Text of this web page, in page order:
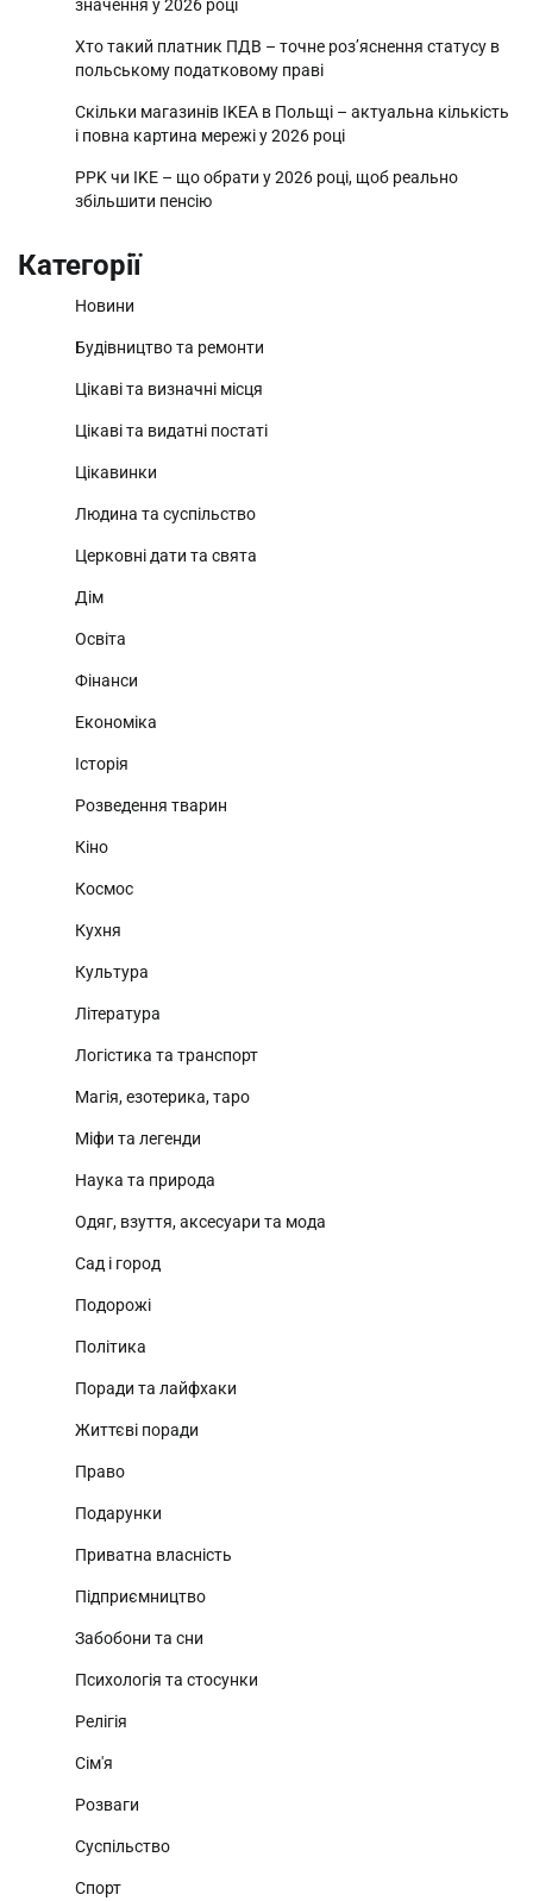
значення у 2026 році
Хто такий платник ПДВ – точне роз’яснення статусу в
польському податковому праві
Скільки магазинів IKEA в Польщі – актуальна кількість
і повна картина мережі у 2026 році
PPK чи IKE – що обрати у 2026 році, щоб реально
збільшити пенсію
Категорії
Новини
Будівництво та ремонти
Цікаві та визначні місця
Цікаві та видатні постаті
Цікавинки
Людина та суспільство
Церковні дати та свята
Дім
Освіта
Фінанси
Економіка
Історія
Розведення тварин
Кіно
Космос
Кухня
Культура
Література
Логістика та транспорт
Магія, езотерика, таро
Міфи та легенди
Наука та природа
Одяг, взуття, аксесуари та мода
Сад і город
Подорожі
Політика
Поради та лайфхаки
Життєві поради
Право
Подарунки
Приватна власність
Підприємництво
Забобони та сни
Психологія та стосунки
Релігія
Сім'я
Розваги
Суспільство
Спорт